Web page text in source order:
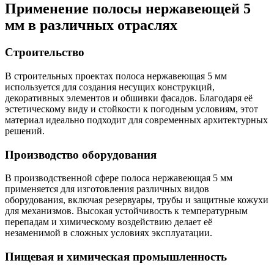
Применение полосы нержавеющей 5
мм в различных отраслях
Строительство
В строительных проектах полоса нержавеющая 5 мм
используется для создания несущих конструкций,
декоративных элементов и обшивки фасадов. Благодаря её
эстетическому виду и стойкости к погодным условиям, этот
материал идеально подходит для современных архитектурных
решений.
Производство оборудования
В производственной сфере полоса нержавеющая 5 мм
применяется для изготовления различных видов
оборудования, включая резервуары, трубы и защитные кожухи
для механизмов. Высокая устойчивость к температурным
перепадам и химическому воздействию делает её
незаменимой в сложных условиях эксплуатации.
Пищевая и химическая промышленность